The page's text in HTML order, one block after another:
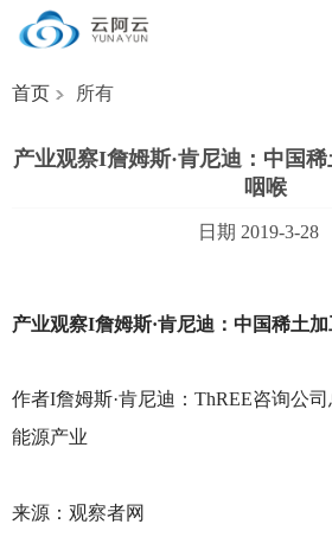
首页 所有
产业观察I詹姆斯·肯尼迪：中国
咽喉
日期 2019-3-28
产业观察I詹姆斯·肯尼迪：中国稀土
作者I詹姆斯·肯尼迪：ThREE咨询公
能源产业
来源：观察者网